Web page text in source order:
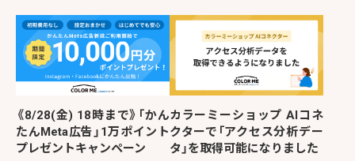
《8/28(金) 18時まで》「かん
たんMeta広告」1万ポイント
プレゼントキャンペーン
カラーミーショップ AIコネ
クターで「アクセス分析デー
タ」を取得可能になりました